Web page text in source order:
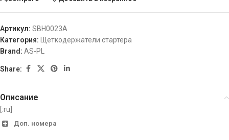
Артикул: SBH0023A
Категория: Щеткодержатели стартера
Brand: AS-PL
Share:
Описание
[:ru]
Доп. номера